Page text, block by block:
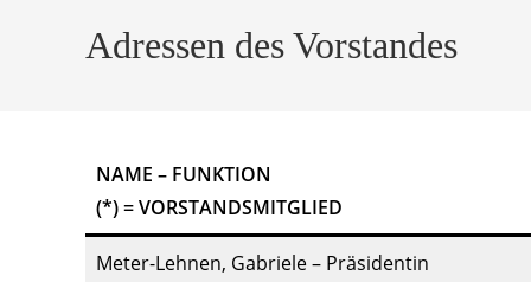
Adressen des Vorstandes
NAME – FUNKTION
(*) = VORSTANDSMITGLIED
Meter-Lehnen, Gabriele – Präsidentin